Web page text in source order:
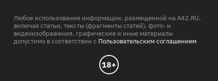
Любое использование информации, размещенной на A42.RU,
включая статьи, тексты (фрагменты статей), фото- и
видеоизображения, графические и иные материалы
допустимо в соответствии с Пользовательским соглашением
18+